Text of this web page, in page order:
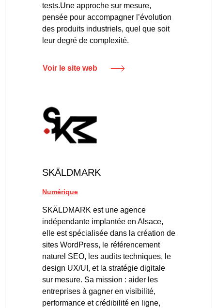
tests.Une approche sur mesure,
pensée pour accompagner l’évolution
des produits industriels, quel que soit
leur degré de complexité.
Voir le site web
SKÄLDMARK
Numérique
SKÄLDMARK est une agence
indépendante implantée en Alsace,
elle est spécialisée dans la création de
sites WordPress, le référencement
naturel SEO, les audits techniques, le
design UX/UI, et la stratégie digitale
sur mesure. Sa mission : aider les
entreprises à gagner en visibilité,
performance et crédibilité en ligne,